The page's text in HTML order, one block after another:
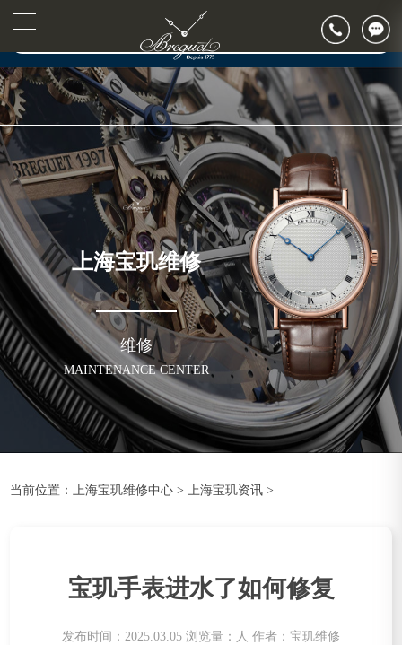
▲
▼
2026年7月宝玑上海市售后服务网络优化升级公告
2026年7月上海市宝玑官方售后客户服务热线：400-886-1507
2026年7月宝玑售后服务中心最新网点地址：
上海市徐汇区虹桥路3号港汇中心写字楼2座37层3705室（需提前预约）
节假日正常营业！
上海宝玑维修
维修
MAINTENANCE CENTER
当前位置： 上海宝玑维修中心 > 上海宝玑资讯 >
宝玑手表进水了如何修复
发布时间：2025.03.05 浏览量： 人 作者：宝玑维修